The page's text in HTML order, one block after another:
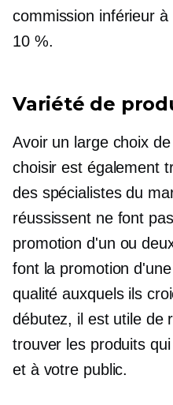
commission inférieur
10 %.
Variété de
Avoir un large choix
choisir est également
des spécialistes du
réussissent ne font
promotion d'un ou
font la promotion
qualité auxquels ils
débutez, il est utile de
trouver les produits
et à votre public.